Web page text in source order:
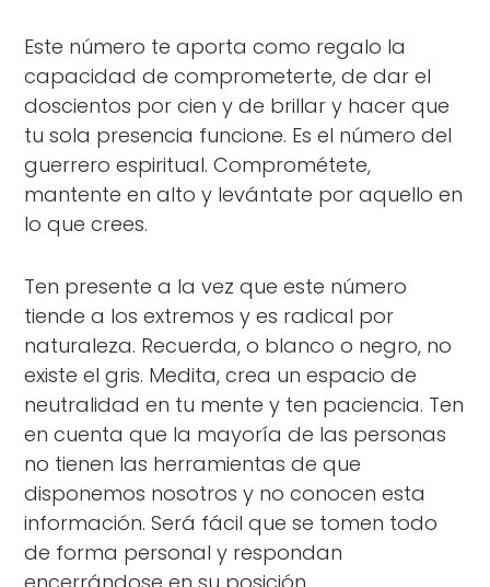
Este número te aporta como regalo la
capacidad de comprometerte, de dar el
doscientos por cien y de brillar y hacer que
tu sola presencia funcione. Es el número del
guerrero espiritual. Comprométete,
mantente en alto y levántate por aquello en
lo que crees.
Ten presente a la vez que este número
tiende a los extremos y es radical por
naturaleza. Recuerda, o blanco o negro, no
existe el gris. Medita, crea un espacio de
neutralidad en tu mente y ten paciencia. Ten
en cuenta que la mayoría de las personas
no tienen las herramientas de que
disponemos nosotros y no conocen esta
información. Será fácil que se tomen todo
de forma personal y respondan